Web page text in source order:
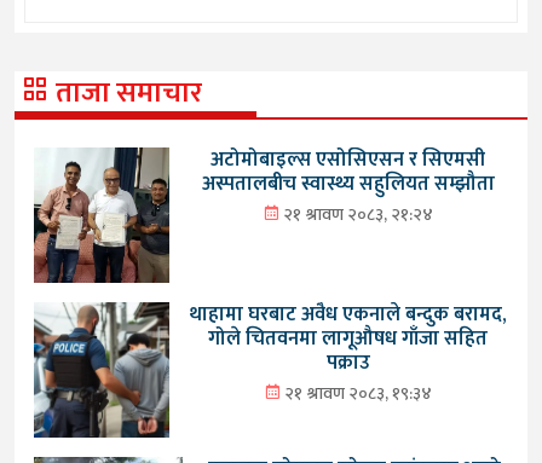
ताजा समाचार
अटोमोबाइल्स एसोसिएसन र सिएमसी
अस्पतालबीच स्वास्थ्य सहुलियत सम्झौता
२१ श्रावण २०८३, २१:२४
थाहामा घरबाट अवैध एकनाले बन्दुक बरामद,
गोले चितवनमा लागूऔषध गाँजा सहित
पक्राउ
२१ श्रावण २०८३, १९:३४